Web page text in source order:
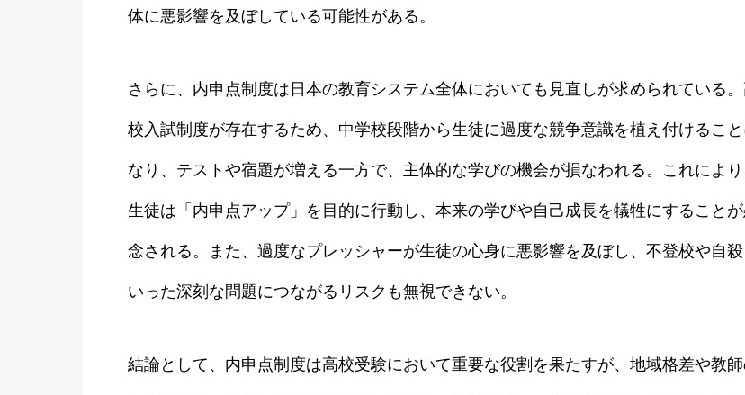
体に悪影響を及ぼしている可能性がある。
さらに、内申点制度は日本の教育システム全体においても見直しが求められている
校入試制度が存在するため、中学校段階から生徒に過度な競争意識を植え付けるこ
なり、テストや宿題が増える一方で、主体的な学びの機会が損なわれる。これにより
生徒は「内申点アップ」を目的に行動し、本来の学びや自己成長を犠牲にすること
念される。また、過度なプレッシャーが生徒の心身に悪影響を及ぼし、不登校や自殺
いった深刻な問題につながるリスクも無視できない。
結論として、内申点制度は高校受験において重要な役割を果たすが、地域格差や教